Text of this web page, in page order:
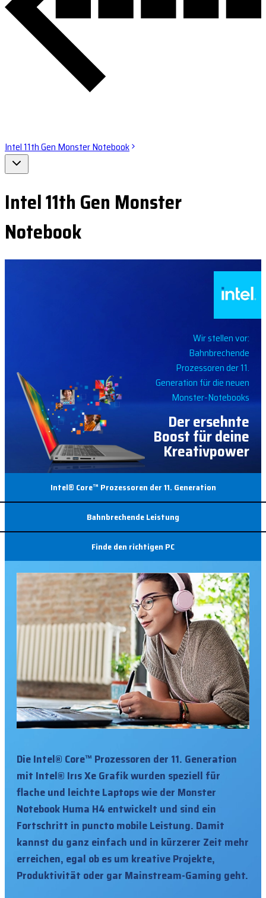
Intel 11th Gen Monster Notebook
Intel 11th Gen Monster
Notebook
Wir stellen vor:
Bahnbrechende
Prozessoren der 11.
Generation für die neuen
Monster-Notebooks
Der ersehnte
Boost für deine
Kreativpower
Intel® Core™ Prozessoren der 11. Generation
Bahnbrechende Leistung
Finde den richtigen PC
Die Intel® Core™ Prozessoren der 11. Generation
mit Intel® Irıs Xe Grafik wurden speziell für
flache und leichte Laptops wie der Monster
Notebook Huma H4 entwickelt und sind ein
Fortschritt in puncto mobile Leistung. Damit
kannst du ganz einfach und in kürzerer Zeit mehr
erreichen, egal ob es um kreative Projekte,
Produktivität oder gar Mainstream-Gaming geht.